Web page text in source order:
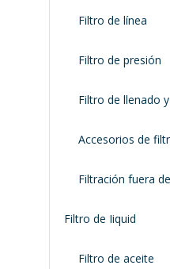
Filtro de línea
Filtro de presión
Filtro de llenado
Accesorios de
Filtración fuera
Filtro de Iiquid
Filtro de aceite